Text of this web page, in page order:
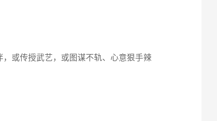
或传授武艺，或图谋不轨、心意狠手辣